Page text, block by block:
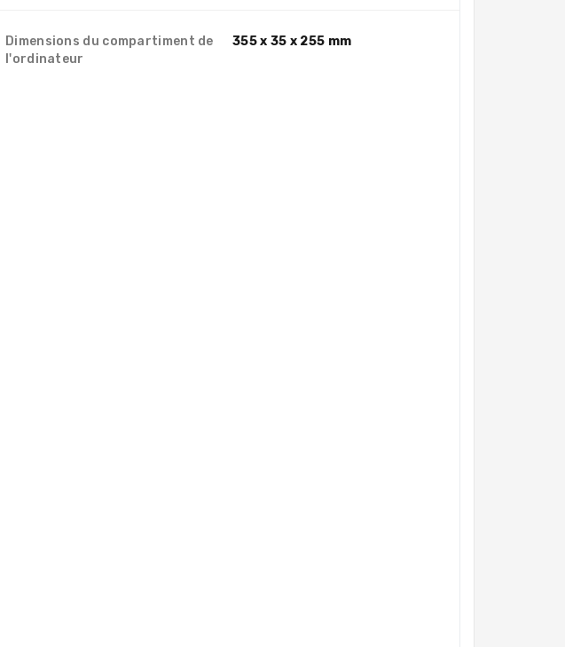
Dimensions du compartiment de
l'ordinateur
355 x 35 x 255 mm